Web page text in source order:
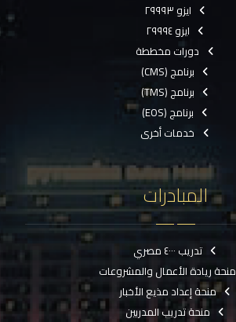
ايزو ٢٩٩٩٣
ايزو ٢٩٩٩٤
دورات مخططة
برنامج (CMS)
برنامج (TMS)
برنامج (EOS)
خدمات أخرى
المبادرات
تدريب ٤٠٠٠ مصري
منحة ريادة الأعمال والمشروعات
منحة إعداد مذيع الأخبار
منحة تدريب المدربين